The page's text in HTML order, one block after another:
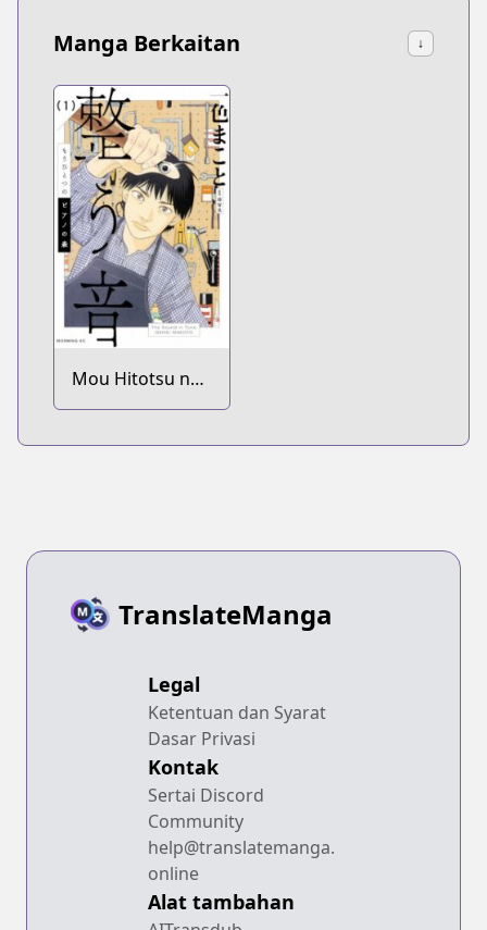
Manga Berkaitan ↓
Mou Hitotsu no
Piano no Mori:
TranslateManga
Legal
Ketentuan dan Syarat
Dasar Privasi
Kontak
Sertai Discord
Community
help@translatemanga.
online
Alat tambahan